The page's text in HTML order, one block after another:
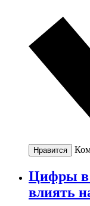
Нравится
Цифры в
влиять